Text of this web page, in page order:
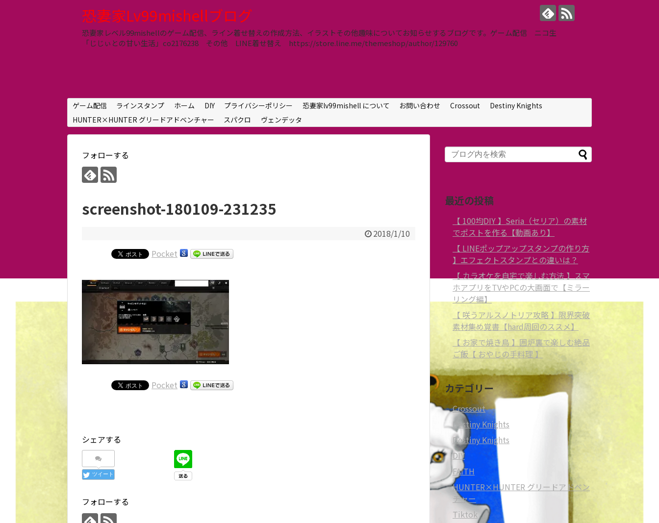
恐妻家Lv99mishellブログ
恐妻家レベル99mishellのゲーム配信、ライン着せ替えの作成方法、イラストその他趣味についてお知らせするブログです。ゲーム配信 ニコ生
「じじぃとの甘い生活」co2176238 その他 LINE着せ替え https://store.line.me/themeshop/author/129760
ゲーム配信 ラインスタンプ ホーム DIY プライバシーポリシー 恐妻家lv99mishell について お問い合わせ Crossout
Destiny Knights
HUNTER×HUNTER グリードアドベンチャー
スパクロ ヴェンデッタ
フォローする
screenshot-180109-231235
2018/1/10
Pocket
Pocket
シェアする
ツイート
フォローする
最近の投稿
【 100均DIY 】Seria（セリア）の素材
でポストを作る【動画あり】
【 LINEポップアップスタンプの作り方
】エフェクトスタンプとの違いは？
【 カラオケを自宅で楽しむ方法 】スマ
ホアプリをTVやPCの大画面で【ミラー
リング編】
【 咲うアルスノトリア攻略 】限界突破
素材集め覚書【hard周回のススメ】
【 お家で焼き鳥 】囲炉裏で楽しむ絶品
ご飯【 おやじの手料理 】
カテゴリー
Crossout
Destiny Knights
Destiny Knights
DIY
FAITH
HUNTER×HUNTER グリードアドベン
チャー
Tiktok